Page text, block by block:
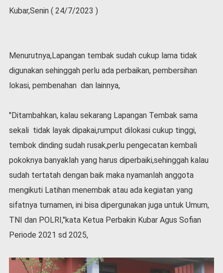
r
O
p
i
n
B
e
i
t
C
o
v
i
d
-
Kubar,Senin ( 24/7/2023 )
Menurutnya,Lapangan tembak sudah cukup lama tidak
digunakan sehinggah perlu ada perbaikan, pembersihan
lokasi, pembenahan dan lainnya,
"Ditambahkan, kalau sekarang Lapangan Tembak sama
sekali tidak layak dipakai,rumput dilokasi cukup tinggi,
tembok dinding sudah rusak,perlu pengecatan kembali
pokoknya banyaklah yang harus diperbaiki,sehinggah kalau
sudah tertatah dengan baik maka nyamanlah anggota
mengikuti Latihan menembak atau ada kegiatan yang
sifatnya turnamen, ini bisa dipergunakan juga untuk Umum,
TNI dan POLRI,"kata Ketua Perbakin Kubar Agus Sofian
Periode 2021 sd 2025,